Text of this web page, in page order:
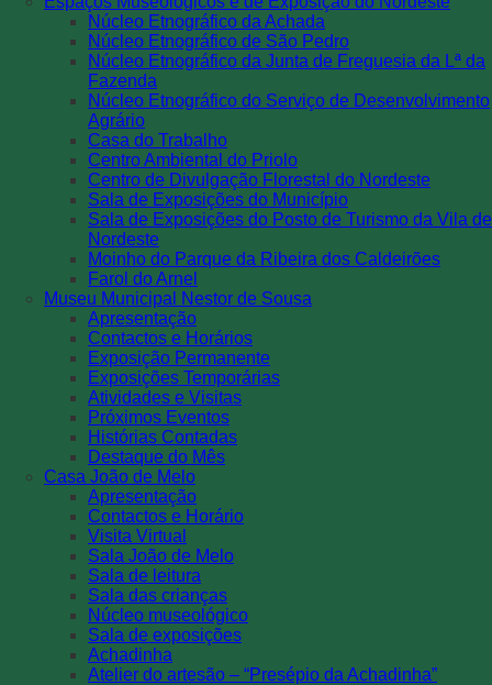
Núcleo Etnográfico da Achada
Núcleo Etnográfico de São Pedro
Núcleo Etnográfico da Junta de Freguesia da Lª da
Fazenda
Núcleo Etnográfico do Serviço de Desenvolvimento
Agrário
Casa do Trabalho
Centro Ambiental do Priolo
Centro de Divulgação Florestal do Nordeste
Sala de Exposições do Município
Sala de Exposições do Posto de Turismo da Vila de
Nordeste
Moinho do Parque da Ribeira dos Caldeirões
Farol do Arnel
Museu Municipal Nestor de Sousa
Apresentação
Contactos e Horários
Exposição Permanente
Exposições Temporárias
Atividades e Visitas
Próximos Eventos
Histórias Contadas
Destaque do Mês
Casa João de Melo
Apresentação
Contactos e Horário
Visita Virtual
Sala João de Melo
Sala de leitura
Sala das crianças
Núcleo museológico
Sala de exposições
Achadinha
Atelier do artesão – “Presépio da Achadinha”